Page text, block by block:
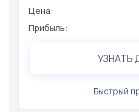
Цена:
Прибыль:
УЗНАТЬ
Быстрый